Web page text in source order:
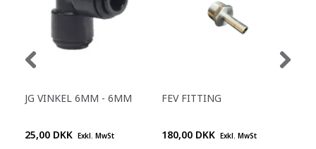
JG VINKEL 6MM - 6MM
25,00 DKK Exkl. MwSt
FEV FITTING
180,00 DKK Exkl. MwSt